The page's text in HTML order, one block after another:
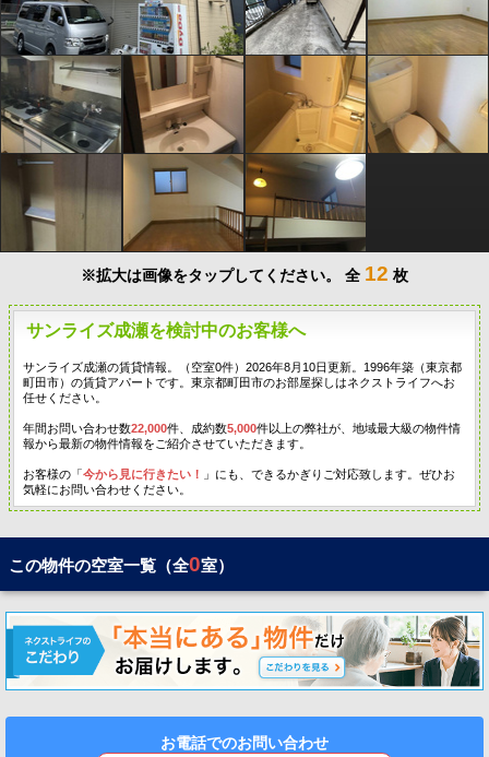
※拡大は画像をタップしてください。 全 12 枚
サンライズ成瀬を検討中のお客様へ
サンライズ成瀬の賃貸情報。（空室0件）2026年8月10日更新。1996年築（東京都
町田市）の賃貸アパートです。東京都町田市のお部屋探しはネクストライフへお
任せください。
年間お問い合わせ数22,000件、成約数5,000件以上の弊社が、地域最大級の物件情
報から最新の物件情報をご紹介させていただきます。
お客様の「今から見に行きたい！
」にも、できるかぎりご対応致します。ぜひお
気軽にお問い合わせください。
この物件の空室一覧（全0室）
お電話でのお問い合わせ